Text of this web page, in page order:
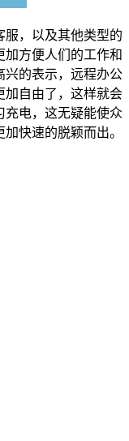
服，以及其他类型的
方便人们的工作和
兴的表示，远程办公
加自由了，这样就会
充电，这无疑能使众
快速的脱颖而出。